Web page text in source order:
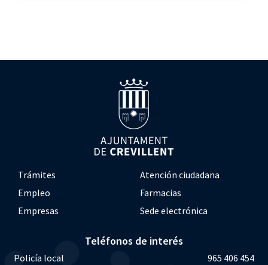
Trámites
Atención ciudadana
Empleo
Farmacias
Empresas
Sede electrónica
Teléfonos de interés
Policía local
965 406 454